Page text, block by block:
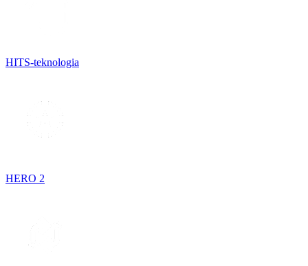
HITS-teknologia
HERO 2